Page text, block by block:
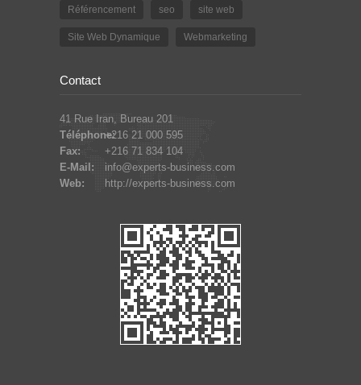
Référencement seo site web
Site Web Dynamique Webmarketing
Contact
41 Rue Iran, Bureau 201
Téléphone:+216 21 000 595
Fax:
+216 71 834 104
E-Mail:
info@experts-business.com
Web:
http://experts-business.com